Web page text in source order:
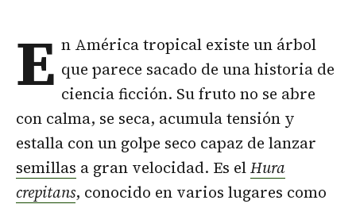
E n América tropical existe un árbol
que parece sacado de una historia de
ciencia ficción. Su fruto no se abre
con calma, se seca, acumula tensión y
estalla con un golpe seco capaz de lanzar
semillas a gran velocidad. Es elHura
crepitans, conocido en varios lugares como